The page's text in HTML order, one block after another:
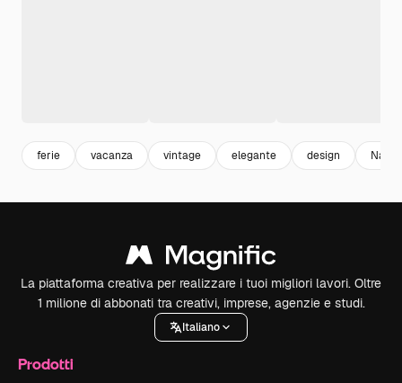
ferie vacanza vintage elegante design
La piattaforma creativa per realizzare i tuoi migliori lavori. Oltre
1 milione di abbonati tra creativi, imprese, agenzie e studi.
Italiano
Prodotti